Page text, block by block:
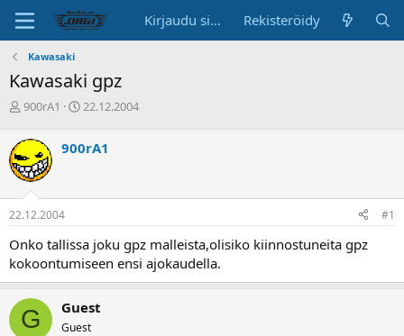
Kirjaudu sisään Rekisteröidy
Kawasaki
Kawasaki gpz
K
s
k
u
s
t
e
u
n
a
l
o
900rA1
A
i
s
i
v
ä
22.12.2004
900rA1
22.12.2004 #1
Onko tallissa joku gpz malleista,olisiko kiinnostuneita gpz
kokoontumiseen ensi ajokaudella.
G Guest
Guest